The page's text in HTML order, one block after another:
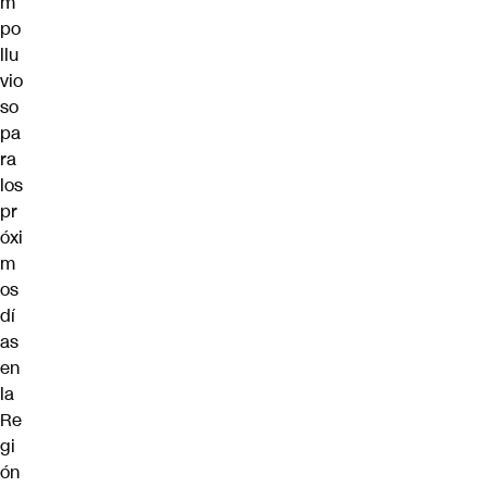
po
llu
vio
so
pa
ra
los
pr
óxi
m
os
dí
as
en
la
Re
gi
ón